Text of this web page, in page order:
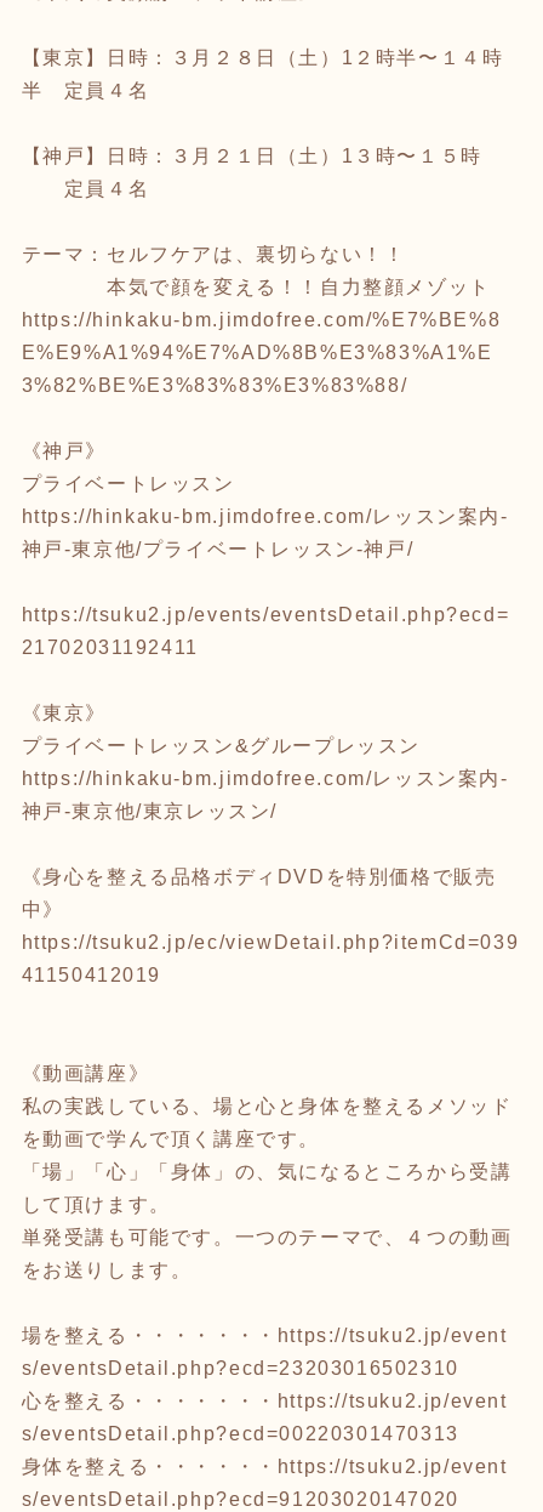
【東京】日時：３月２８日（土）1２時半〜１４時
半 定員４名
【神戸】日時：３月２１日（土）1３時〜１５時
定員４名
テーマ：セルフケアは、裏切らない！！
本気で顔を変える！！自力整顔メゾット
https://hinkaku-bm.jimdofree.com/%E7%BE%8
E%E9%A1%94%E7%AD%8B%E3%83%A1%E
3%82%BE%E3%83%83%E3%83%88/
《神戸》
プライベートレッスン
https://hinkaku-bm.jimdofree.com/レッスン案内-
神戸-東京他/プライベートレッスン-神戸/
https://tsuku2.jp/events/eventsDetail.php?ecd=
21702031192411
《東京》
プライベートレッスン&グループレッスン
https://hinkaku-bm.jimdofree.com/レッスン案内-
神戸-東京他/東京レッスン/
《身心を整える品格ボディDVDを特別価格で販売
中》
https://tsuku2.jp/ec/viewDetail.php?itemCd=039
41150412019
《動画講座》
私の実践している、場と心と身体を整えるメソッド
を動画で学んで頂く講座です。
「場」「心」「身体」の、気になるところから受講
して頂けます。
単発受講も可能です。一つのテーマで、４つの動画
をお送りします。
場を整える・・・・・・・ https://tsuku2.jp/event
s/eventsDetail.php?ecd=23203016502310
心を整える・・・・・・・ https://tsuku2.jp/event
s/eventsDetail.php?ecd=00220301470313
身体を整える・・・・・・ https://tsuku2.jp/event
s/eventsDetail.php?ecd=91203020147020